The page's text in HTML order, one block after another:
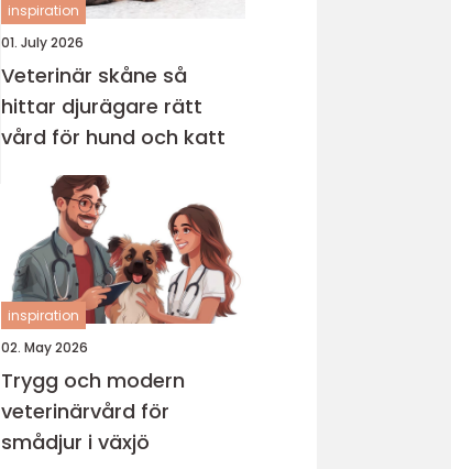
inspiration
01. July 2026
Veterinär skåne så
hittar djurägare rätt
vård för hund och katt
inspiration
02. May 2026
Trygg och modern
veterinärvård för
smådjur i växjö